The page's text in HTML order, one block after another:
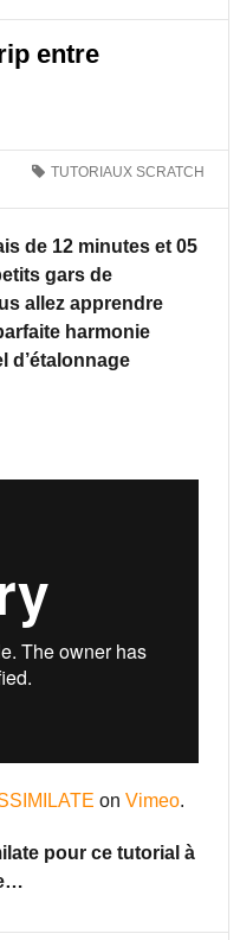
entre
TUTORIAUX SCRATCH
de 12 minutes et 05
gars de
allez apprendre
harmonie
d’étalonnage
on Vimeo.
pour ce tutorial à